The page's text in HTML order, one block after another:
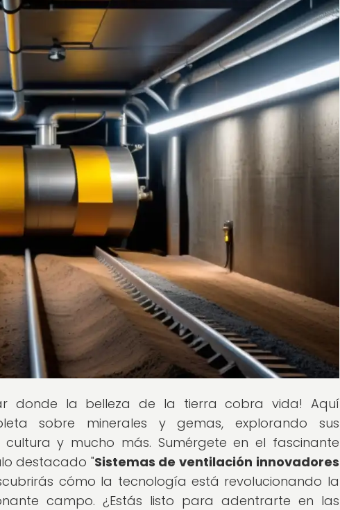
donde la belleza de la tierra cobra vida! Aquí
sobre minerales y gemas, explorando sus
cultura y mucho más. Sumérgete en el fascinante
destacado "Sistemas de ventilación innovadores
cómo la tecnología está revolucionando la
campo. ¿Estás listo para adentrarte en las